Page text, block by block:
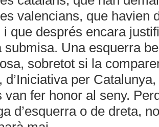
valencians, que havien
i que després encara
submisa. Una esquerra
sobretot si la
d’Iniciativa per
van fer honor al seny.
d’esquerra o de dreta,